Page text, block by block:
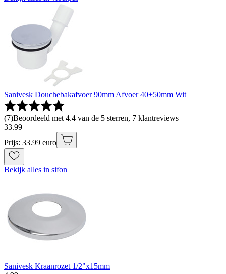
Sanivesk Douchebakafvoer 90mm Afvoer 40+50mm Wit
(7)Beoordeeld met 4.4 van de 5 sterren, 7 klantreviews
33.99
Prijs: 33.99 euro
Bekijk alles in sifon
Sanivesk Kraanrozet 1/2"x15mm